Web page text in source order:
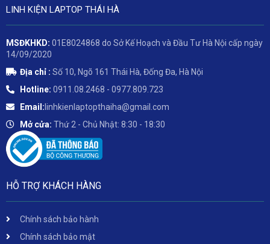
LINH KIỆN LAPTOP THÁI HÀ
MSĐKHKD: 01E8024868 do Sở Kế Hoạch và Đầu Tư Hà Nội cấp ngày
14/09/2020
Địa chỉ : Số 10, Ngõ 161 Thái Hà, Đống Đa, Hà Nội
Hotline: 0911.08.2468 - 0977.809.723
Email: linhkienlaptopthaiha@gmail.com
Mở cửa: Thứ 2 - Chủ Nhật: 8:30 - 18:30
HỖ TRỢ KHÁCH HÀNG
Chính sách bảo hành
Chính sách bảo mật